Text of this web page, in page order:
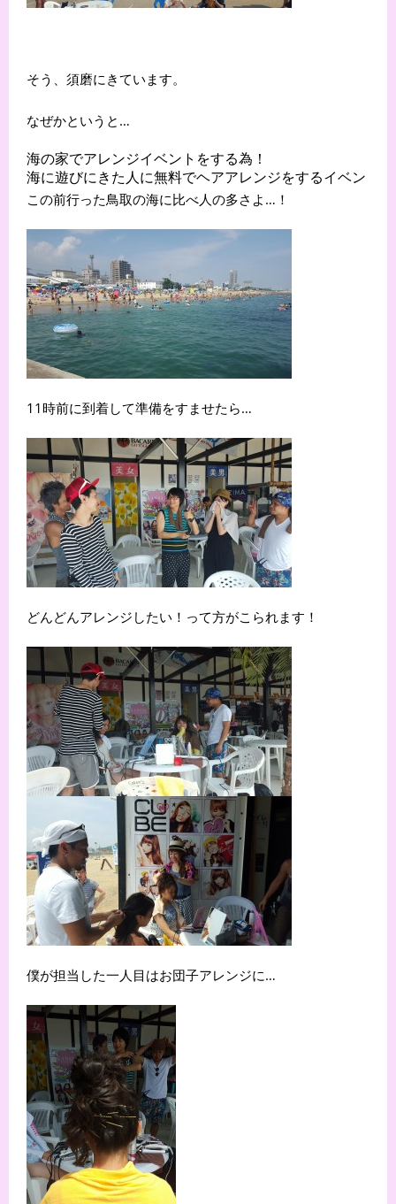
そう、須磨にきています。
なぜかというと…
海の家でアレンジイベントをする為！
この前行った鳥取の海に比べ人の多さよ…！
11時前に到着して準備をすませたら…
どんどんアレンジしたい！って方がこられます！
僕が担当した一人目はお団子アレンジに…